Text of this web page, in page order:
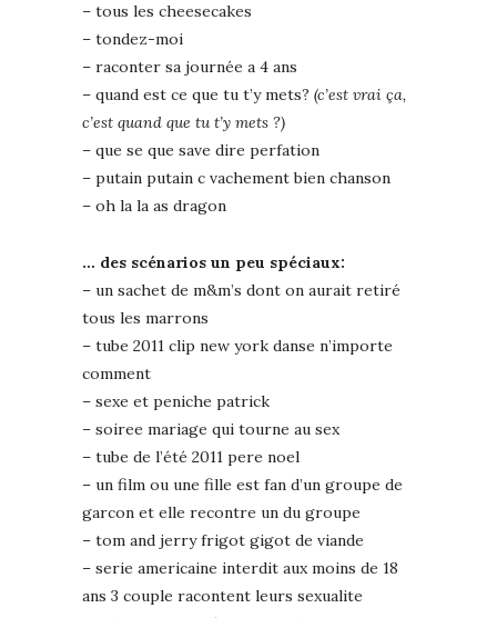
– tous les cheesecakes
– tondez-moi
– raconter sa journée a 4 ans
– quand est ce que tu t’y mets? (c’est vrai ça,
c’est quand que tu t’y mets ?)
– que se que save dire perfation
– putain putain c vachement bien chanson
– oh la la as dragon
… des scénarios un peu spéciaux:
– un sachet de m&m’s dont on aurait retiré
tous les marrons
– tube 2011 clip new york danse n’importe
comment
– sexe et peniche patrick
– soiree mariage qui tourne au sex
– tube de l’été 2011 pere noel
– un film ou une fille est fan d’un groupe de
garcon et elle recontre un du groupe
– tom and jerry frigot gigot de viande
– serie americaine interdit aux moins de 18
ans 3 couple racontent leurs sexualite